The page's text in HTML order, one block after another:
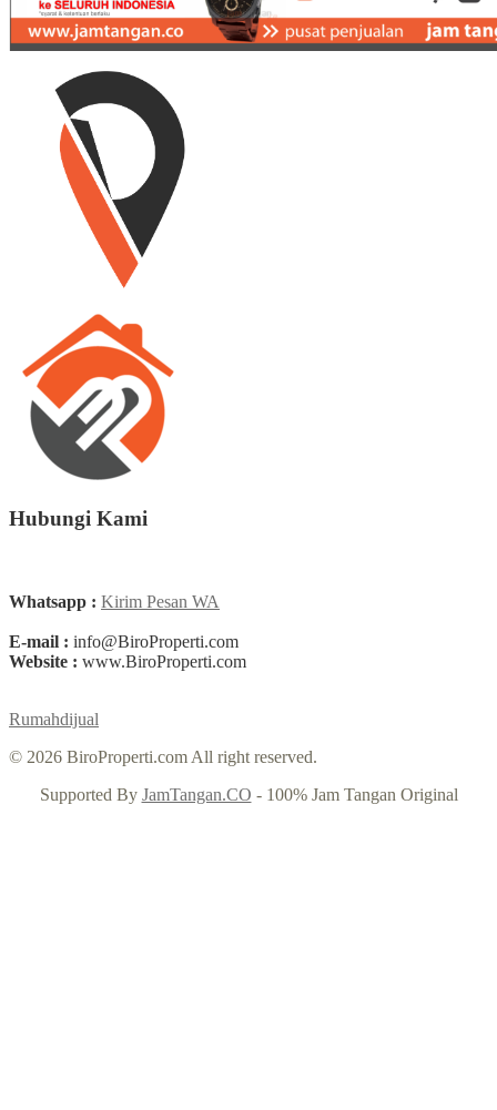
Hubungi Kami
Whatsapp : Kirim Pesan WA
E-mail : info@BiroProperti.com
Website : www.BiroProperti.com
Rumahdijual
© 2026 BiroProperti.com All right reserved.
Supported By JamTangan.CO - 100% Jam Tangan Original